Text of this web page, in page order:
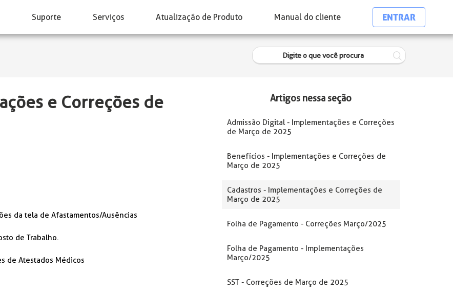
Suporte Serviços Atualização de Produto Manual do cliente ENTRAR
e Correções de
da tela de Afastamentos/Ausências
de Trabalho.
de Atestados Médicos
Artigos nessa seção
Admissão Digital - Implementações e Correções
de Março de 2025
Benefícios - Implementações e Correções de
Março de 2025
Cadastros - Implementações e Correções de
Março de 2025
Folha de Pagamento - Correções Março/2025
Folha de Pagamento - Implementações
Março/2025
SST - Correções de Março de 2025